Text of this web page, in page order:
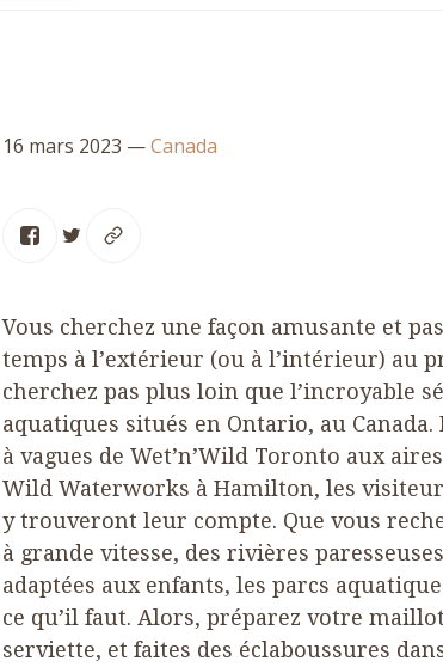
16 mars 2023 —Canada
Vous cherchez une façon amusante et
temps à l’extérieur (ou à l’intérieur) au
cherchez pas plus loin que l’incroyable
aquatiques situés en Ontario, au Canada.
à vagues de Wet’n’Wild Toronto aux
Wild Waterworks à Hamilton, les
y trouveront leur compte. Que vous
à grande vitesse, des rivières
adaptées aux enfants, les parcs
ce qu’il faut. Alors, préparez votre
serviette, et faites des éclaboussures